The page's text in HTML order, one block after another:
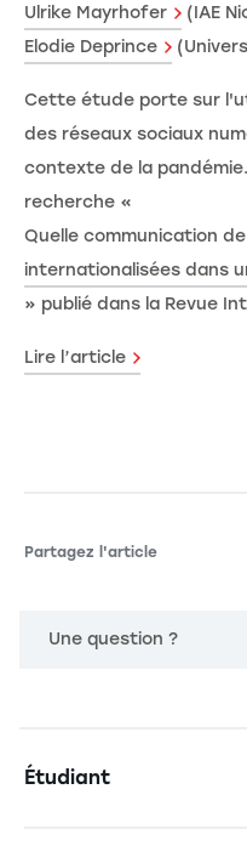
Ulrike Mayrhofer
(IAE
Elodie Deprince
Cette étude porte sur
des réseaux sociaux
contexte de la
recherche «
Quelle communication
internationalisées dans
» publié dans la Revue
Lire l’article
Partagez l'article
Une question ?
Étudiant